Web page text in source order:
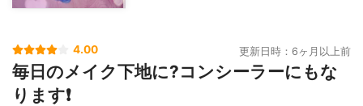
4.00 更新日時：6ヶ月以上前
毎日のメイク下地に?コンシーラーにもな
ります❗